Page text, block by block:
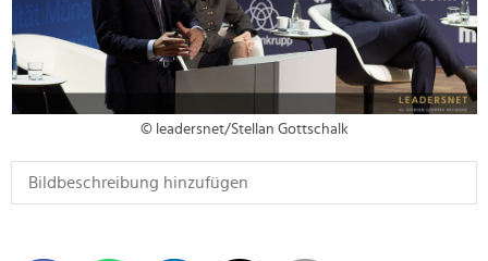
© leadersnet/Stellan Gottschalk